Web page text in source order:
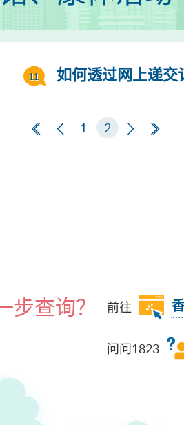
如何透过网上递交
第一页上一页
1 2 下一页最后
步查询？ 前往
问问1823